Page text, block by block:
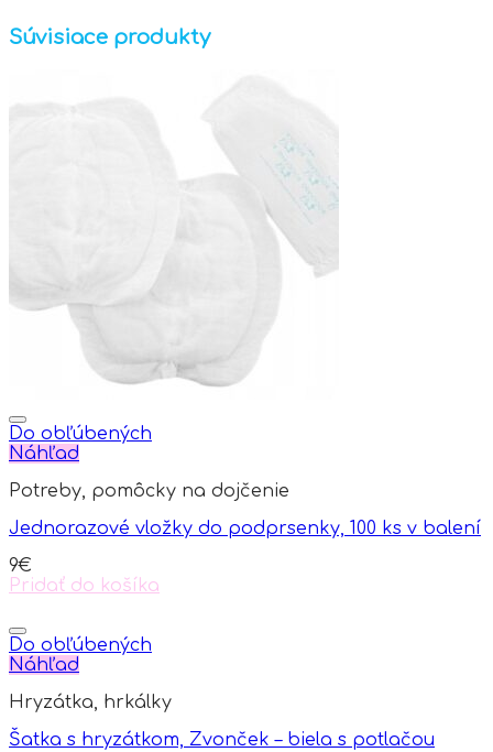
Súvisiace produkty
Do obľúbených
Náhľad
Potreby, pomôcky na dojčenie
Jednorazové vložky do podprsenky, 100 ks v balení
9€
Pridať do košíka
Do obľúbených
Náhľad
Hryzátka, hrkálky
Šatka s hryzátkom, Zvonček – biela s potlačou